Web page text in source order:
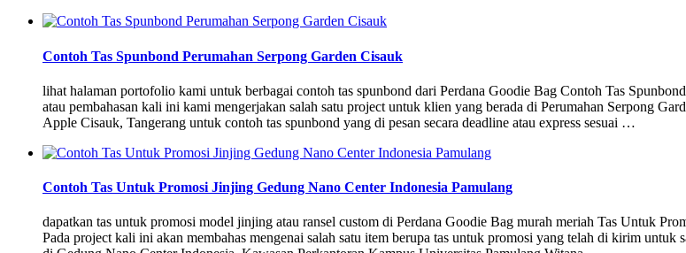
Contoh Tas Spunbond Perumahan Serpong Garden Cisauk
lihat halaman portofolio kami untuk berbagai contoh tas spunbond dari Perdana Goodie Bag Contoh Tas
atau pembahasan kali ini kami mengerjakan salah satu project untuk klien yang berada di Perumahan Serpong
Apple Cisauk, Tangerang untuk contoh tas spunbond yang di pesan secara deadline atau express sesuai …
Contoh Tas Untuk Promosi Jinjing Gedung Nano Center Indonesia Pamulang
dapatkan tas untuk promosi model jinjing atau ransel custom di Perdana Goodie Bag murah meriah Tas Untuk
Pada project kali ini akan membahas mengenai salah satu item berupa tas untuk promosi yang telah di kirim untuk